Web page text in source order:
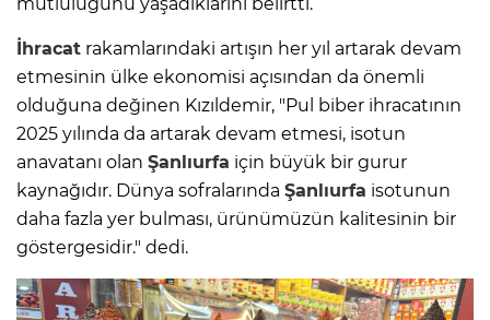
İhracat rakamlarındaki artışın her yıl artarak devam
etmesinin ülke ekonomisi açısından da önemli
olduğuna değinen Kızıldemir, "Pul biber ihracatının
2025 yılında da artarak devam etmesi, isotun
anavatanı olan Şanlıurfa için büyük bir gurur
kaynağıdır. Dünya sofralarında Şanlıurfa isotunun
daha fazla yer bulması, ürünümüzün kalitesinin bir
göstergesidir." dedi.